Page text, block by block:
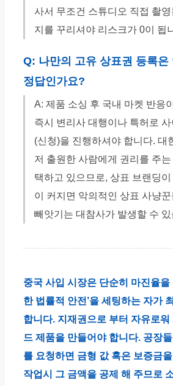
사서 무조건 스튜디오 직접 촬영
지를 꾸리셔야 리스크가 0이 됩
Q: 나만의 고유 상표권 등록은
정답인가요?
A: 제품 소싱 후 국내 마켓 반응
즉시 변리사 대행이나 특허로
(신청)을 진행하셔야 합니다. 대
저 출원한 사람에게 권리를 주는
택하고 있으므로, 상표 브랜딩
이 커지면 악의적인 상표 사냥
빼앗기는 대참사가 발생할 수 있
중국 사입 시장은 단순히 마진율을
한 법률적 안전’을 세팅하는 자가
합니다. 지재권으로 부터 자유로워
드 제품을 만들어야 합니다. 공장
를 요청하면 금형 값 혹은 보증금
작업시 그 금액을 공제 해 주므로